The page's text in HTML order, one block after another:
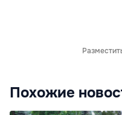
Похожие